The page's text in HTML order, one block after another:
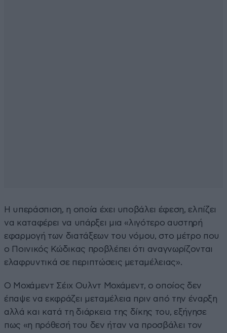
Η υπεράσπιση, η οποία έχει υποβάλει έφεση, ελπίζει
να καταφέρει να υπάρξει μια «λιγότερο αυστηρή
εφαρμογή των διατάξεων του νόμου, στο μέτρο που
ο Ποινικός Κώδικας προβλέπει ότι αναγνωρίζονται
ελαφρυντικά σε περιπτώσεις μεταμέλειας».
Ο Μοχάμεντ Σέιχ Ουλντ Μοχάμεντ, ο οποίος δεν
έπαψε να εκφράζει μεταμέλεια πριν από την έναρξη
αλλά και κατά τη διάρκεια της δίκης του, εξήγησε
πως «η πρόθεσή του δεν ήταν να προσβάλει τον